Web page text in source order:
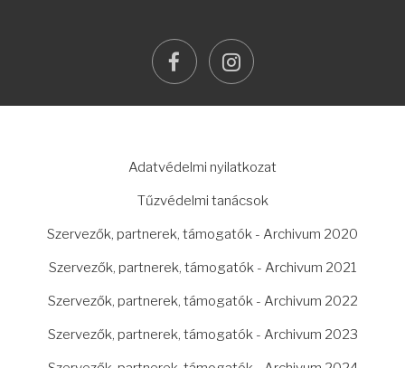
facebookinstagram
Adatvédelmi nyilatkozat
Tűzvédelmi tanácsok
Szervezők, partnerek, támogatók - Archivum 2020
Szervezők, partnerek, támogatók - Archivum 2021
Szervezők, partnerek, támogatók - Archivum 2022
Szervezők, partnerek, támogatók - Archivum 2023